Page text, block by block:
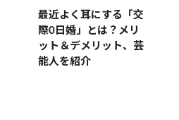
最近よく耳にする「交
際0日婚」とは？メリ
ット＆デメリット、芸
能人を紹介